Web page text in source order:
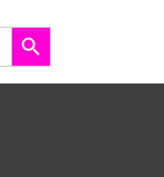
Search Button